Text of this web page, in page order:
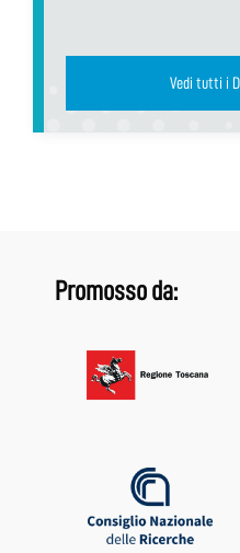
Vedi tutti i
Promosso da: